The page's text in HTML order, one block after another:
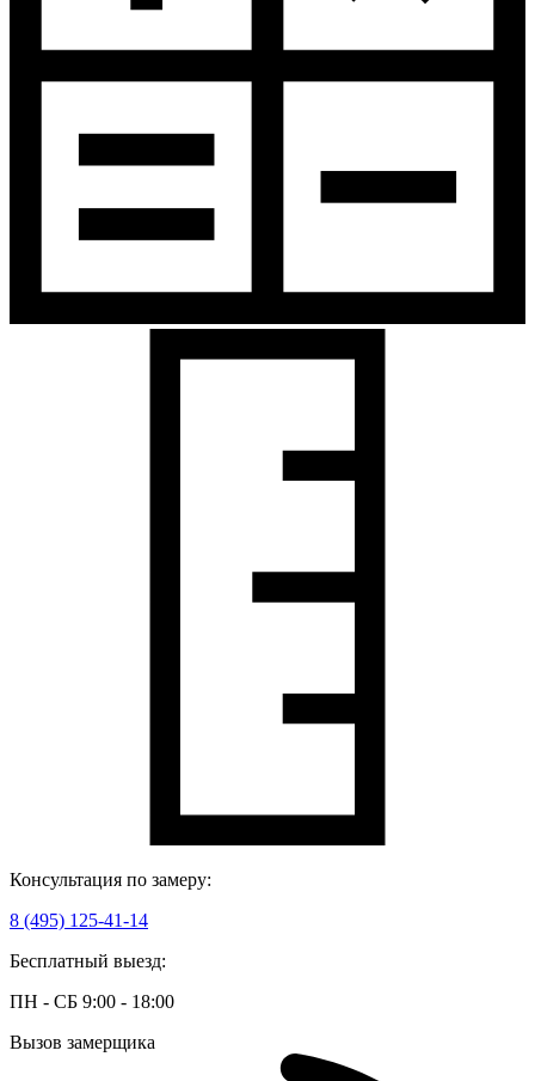
Консультация по замеру:
8 (495) 125-41-14
Бесплатный выезд:
ПН - СБ 9:00 - 18:00
Вызов замерщика